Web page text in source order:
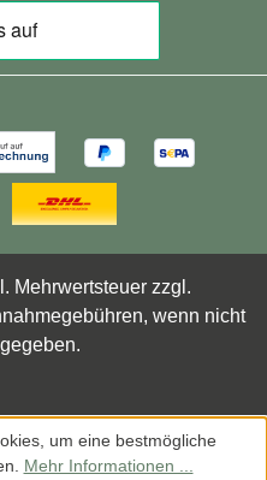
Mehrwertsteuer zzgl.
wenn nicht
um eine bestmögliche
Mehr Informationen ...